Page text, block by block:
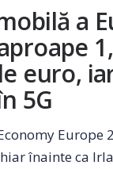
a
euro,
5G
Europe
înainte ca